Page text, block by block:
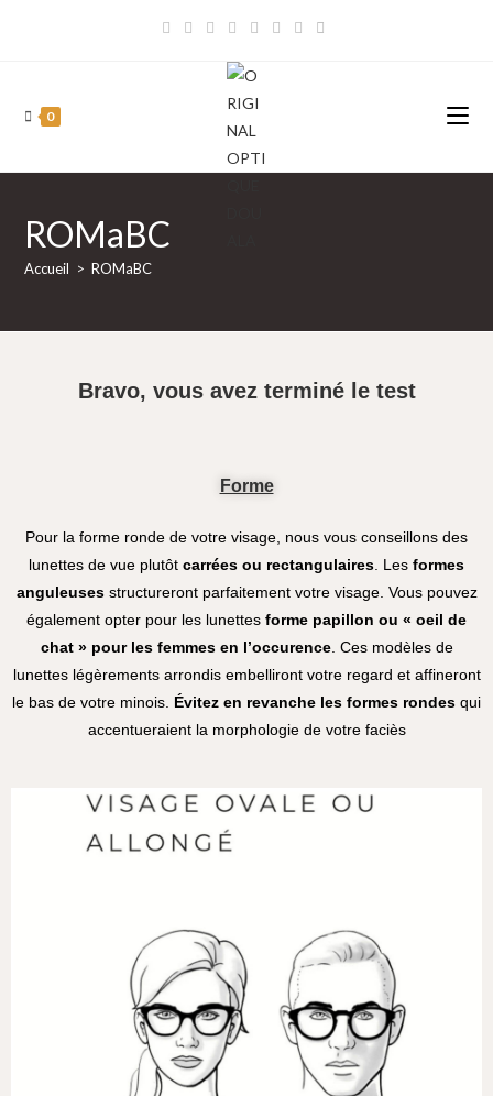
0
ROMaBC
Accueil > ROMaBC
Bravo, vous avez terminé le test
Forme
Pour la forme ronde de votre visage, nous vous conseillons des
lunettes de vue plutôt carrées ou rectangulaires . Les formes
anguleuses structureront parfaitement votre visage. Vous pouvez
également opter pour les lunettes forme papillon ou « oeil de
chat » pour les femmes en l’occurence. Ces modèles de
lunettes légèrements arrondis embelliront votre regard et affineront
le bas de votre minois. Évitez en revanche les formes rondes qui
accentueraient la morphologie de votre faciès